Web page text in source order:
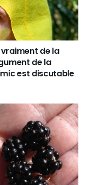
vraiment de la
de la
est discutable